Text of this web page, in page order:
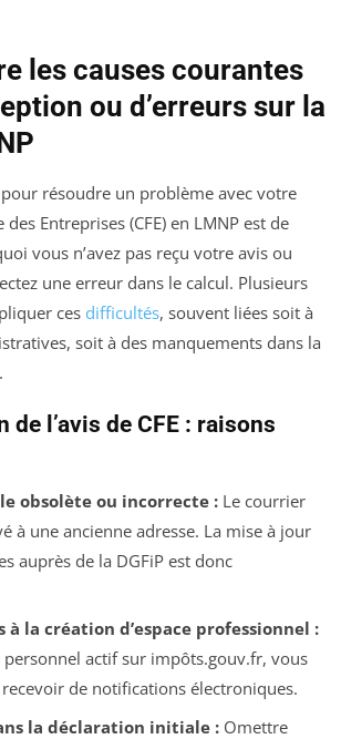
les causes courantes
ou d’erreurs sur la
résoudre un problème avec votre
Entreprises (CFE) en LMNP est de
vous n’avez pas reçu votre avis ou
une erreur dans le calcul. Plusieurs
ces difficultés, souvent liées soit à
soit à des manquements dans la
de l’avis de CFE : raisons
obsolète ou incorrecte :Le courrier
à une ancienne adresse. La mise à jour
auprès de la DGFiP est donc
à la création d’espace professionnel :
personnel actif sur impôts.gouv.fr, vous
de notifications électroniques.
la déclaration initiale :Omettre